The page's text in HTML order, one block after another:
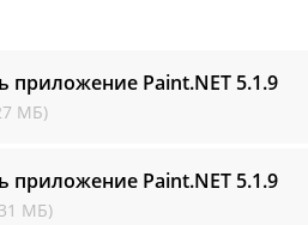
приложение Paint.NET 5.1.9
МБ)
приложение Paint.NET 5.1.9
МБ)